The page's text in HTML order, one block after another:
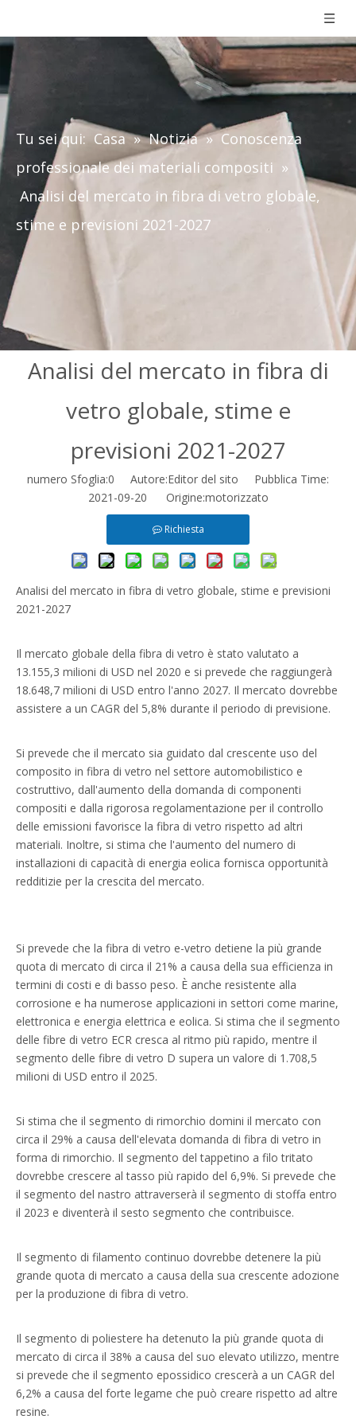
Tu sei qui: Casa » Notizia » Conoscenza
professionale dei materiali compositi »
Analisi del mercato in fibra di vetro globale,
stime e previsioni 2021-2027
Analisi del mercato in fibra di
vetro globale, stime e
previsioni 2021-2027
numero Sfoglia:0 Autore:Editor del sito Pubblica Time:
2021-09-20 Origine:motorizzato
Richiesta
Analisi del mercato in fibra di vetro globale, stime e previsioni
2021-2027
Il mercato globale della fibra di vetro è stato valutato a
13.155,3 milioni di USD nel 2020 e si prevede che raggiungerà
18.648,7 milioni di USD entro l'anno 2027. Il mercato dovrebbe
assistere a un CAGR del 5,8% durante il periodo di previsione.
Si prevede che il mercato sia guidato dal crescente uso del
composito in fibra di vetro nel settore automobilistico e
costruttivo, dall'aumento della domanda di componenti
compositi e dalla rigorosa regolamentazione per il controllo
delle emissioni favorisce la fibra di vetro rispetto ad altri
materiali. Inoltre, si stima che l'aumento del numero di
installazioni di capacità di energia eolica fornisca opportunità
redditizie per la crescita del mercato.
Si prevede che la fibra di vetro e-vetro detiene la più grande
quota di mercato di circa il 21% a causa della sua efficienza in
termini di costi e di basso peso. È anche resistente alla
corrosione e ha numerose applicazioni in settori come marine,
elettronica e energia elettrica e eolica. Si stima che il segmento
delle fibre di vetro ECR cresca al ritmo più rapido, mentre il
segmento delle fibre di vetro D supera un valore di 1.708,5
milioni di USD entro il 2025.
Si stima che il segmento di rimorchio domini il mercato con
circa il 29% a causa dell'elevata domanda di fibra di vetro in
forma di rimorchio. Il segmento del tappetino a filo tritato
dovrebbe crescere al tasso più rapido del 6,9%. Si prevede che
il segmento del nastro attraverserà il segmento di stoffa entro
il 2023 e diventerà il sesto segmento che contribuisce.
Il segmento di filamento continuo dovrebbe detenere la più
grande quota di mercato a causa della sua crescente adozione
per la produzione di fibra di vetro.
Il segmento di poliestere ha detenuto la più grande quota di
mercato di circa il 38% a causa del suo elevato utilizzo, mentre
si prevede che il segmento epossidico crescerà a un CAGR del
6,2% a causa del forte legame che può creare rispetto ad altre
resine.